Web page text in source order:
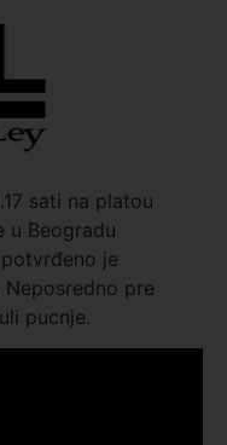
sati na platou
u Beogradu
je
pre
pucnje.